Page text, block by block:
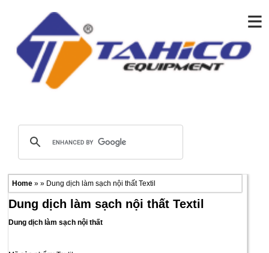
≡
Home» » Dung dịch làm sạch nội thất Textil
Dung dịch làm sạch nội thất Textil
Dung dịch làm sạch nội thất